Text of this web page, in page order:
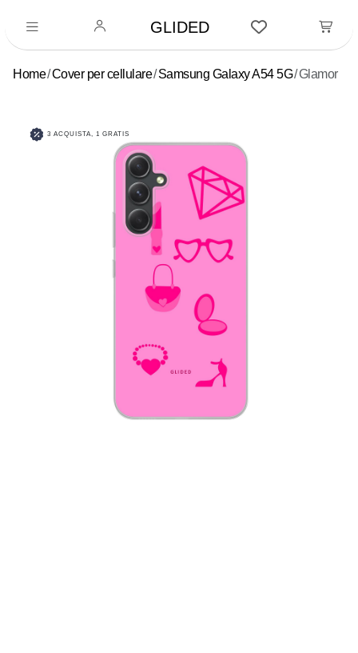
GLIDED
Home Cover per cellulare Samsung Galaxy A54 5G Glamor
3 ACQUISTA, 1 GRATIS